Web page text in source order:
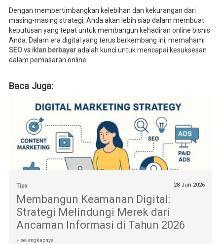
Dengan mempertimbangkan kelebihan dan kekurangan dari
masing-masing strategi, Anda akan lebih siap dalam membuat
keputusan yang tepat untuk membangun kehadiran online bisnis
Anda. Dalam era digital yang terus berkembang ini, memahami
SEO vs iklan berbayaradalah kunci untuk mencapai kesuksesan
dalam pemasaran online.
Baca Juga:
Tips 28 Jun 2026
Membangun Keamanan Digital:
Strategi Melindungi Merek dari
Ancaman Informasi di Tahun 2026
» selengkapnya